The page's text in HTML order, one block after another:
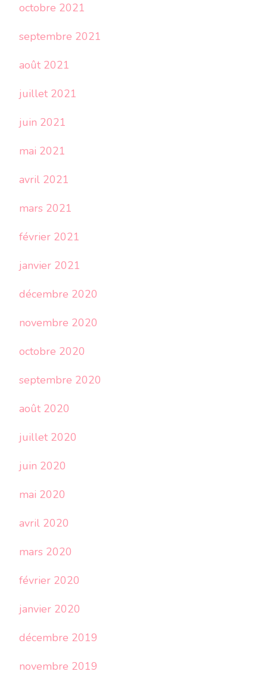
octobre 2021
septembre 2021
août 2021
juillet 2021
juin 2021
mai 2021
avril 2021
mars 2021
février 2021
janvier 2021
décembre 2020
novembre 2020
octobre 2020
septembre 2020
août 2020
juillet 2020
juin 2020
mai 2020
avril 2020
mars 2020
février 2020
janvier 2020
décembre 2019
novembre 2019